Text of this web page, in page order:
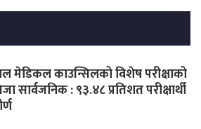
मेडिकल काउन्सिलको विशेष परीक्षाको
सार्वजनिक : ९३.४८ प्रतिशत परीक्षार्थी